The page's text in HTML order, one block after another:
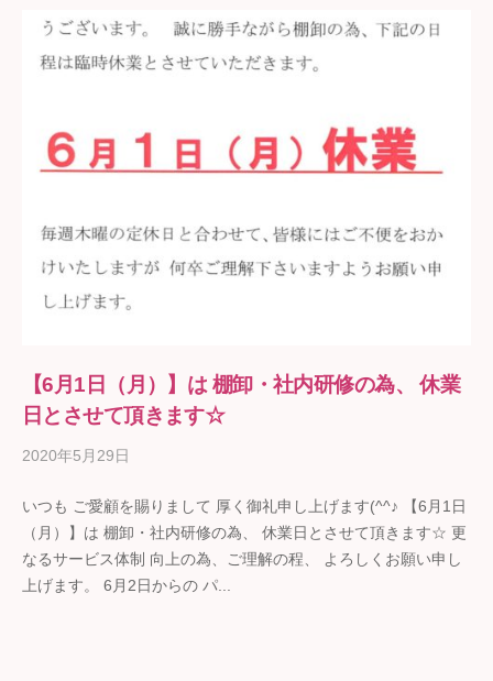
【6月1日（月）】は 棚卸・社内研修の為、 休業
日とさせて頂きます☆
2020年5月29日
ギ
フ
ト
の
いつも ご愛顧を賜りまして 厚く御礼申し上げます(^^♪ 【6月1日
（月）】は 棚卸・社内研修の為、 休業日とさせて頂きます☆ 更
なるサービス体制 向上の為、ご理解の程、 よろしくお願い申し
上げます。 6月2日からの パ...